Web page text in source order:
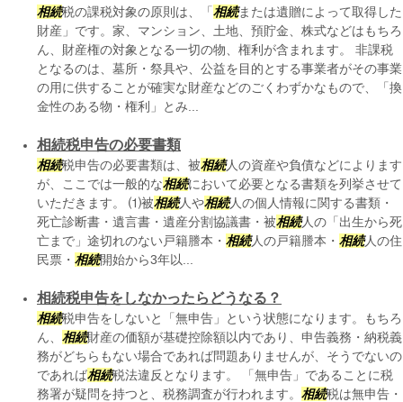
相続税の課税対象の原則は、「 相続または遺贈によって取得した
財産」です。家、マンション、土地、預貯金、株式などはもちろ
ん、財産権の対象となる一切の物、権利が含まれます。 非課税
となるのは、墓所・祭具や、公益を目的とする事業者がその事業
の用に供することが確実な財産などのごくわずかなもので、「換
金性のある物・権利」とみ...
相続税申告の必要書類
相続税申告の必要書類は、被相続人の資産や負債などによります
が、ここでは一般的な相続において必要となる書類を列挙させて
いただきます。 ⑴被相続人や相続人の個人情報に関する書類・
死亡診断書・遺言書・遺産分割協議書・被相続人の「出生から死
亡まで」途切れのない戸籍謄本・ 相続人の戸籍謄本・ 相続人の住
民票・ 相続開始から3年以...
相続税申告をしなかったらどうなる？
相続税申告をしないと「無申告」という状態になります。もちろ
ん、 相続財産の価額が基礎控除額以内であり、申告義務・納税義
務がどちらもない場合であれば問題ありませんが、そうでないの
であれば相続税法違反となります。 「無申告」であることに税
務署が疑問を持つと、税務調査が行われます。 相続税は無申告・